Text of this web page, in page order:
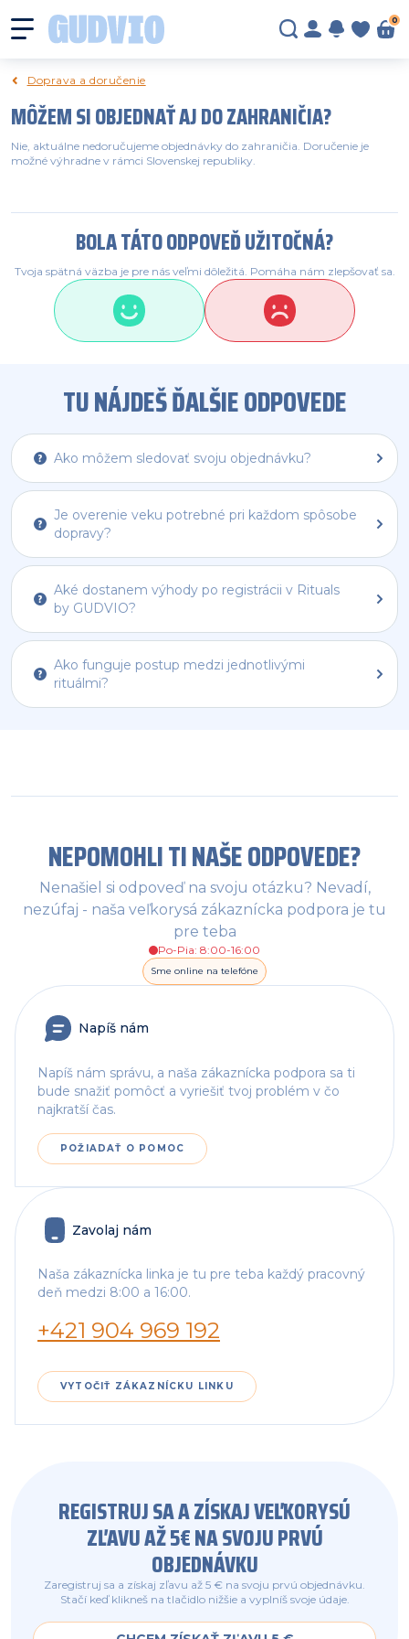
0
Doprava a doručenie
MÔŽEM SI OBJEDNAŤ AJ DO ZAHRANIČIA?
Nie, aktuálne nedoručujeme objednávky do zahraničia. Doručenie je
možné výhradne v rámci Slovenskej republiky.
BOLA TÁTO ODPOVEĎ UŽITOČNÁ?
Tvoja spätná väzba je pre nás veľmi dôležitá. Pomáha nám zlepšovať sa.
TU NÁJDEŠ ĎALŠIE ODPOVEDE
Ako môžem sledovať svoju objednávku?
Je overenie veku potrebné pri každom spôsobe
dopravy?
Aké dostanem výhody po registrácii v Rituals
by GUDVIO?
Ako funguje postup medzi jednotlivými
rituálmi?
NEPOMOHLI TI NAŠE ODPOVEDE?
Nenašiel si odpoveď na svoju otázku? Nevadí,
nezúfaj - naša veľkorysá zákaznícka podpora je tu
pre teba
Po-Pia: 8:00-16:00
Sme online na telefóne
Napíš nám
Napíš nám správu, a naša zákaznícka podpora sa ti
bude snažiť pomôcť a vyriešiť tvoj problém v čo
najkratší čas.
POŽIADAŤ O POMOC
Zavolaj nám
Naša zákaznícka linka je tu pre teba každý pracovný
deň medzi 8:00 a 16:00.
+421 904 969 192
VYTOČIŤ ZÁKAZNÍCKU LINKU
REGISTRUJ SA A ZÍSKAJ VEĽKORYSÚ
ZĽAVU AŽ 5€ NA SVOJU PRVÚ
OBJEDNÁVKU
Zaregistruj sa a získaj zľavu až 5 € na svoju prvú objednávku.
Stačí keď klikneš na tlačidlo nižšie a vyplníš svoje údaje.